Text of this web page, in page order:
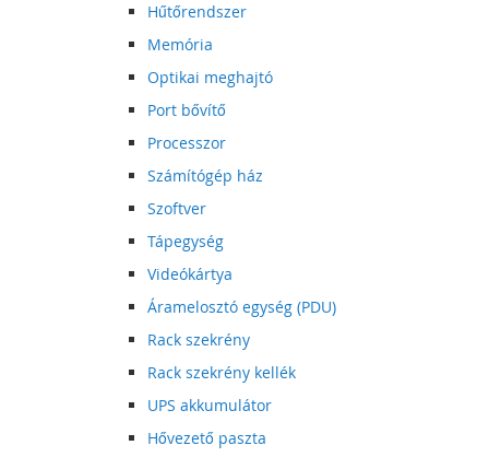
Hűtőrendszer
Memória
Optikai meghajtó
Port bővítő
Processzor
Számítógép ház
Szoftver
Tápegység
Videókártya
Áramelosztó egység (PDU)
Rack szekrény
Rack szekrény kellék
UPS akkumulátor
Hővezető paszta